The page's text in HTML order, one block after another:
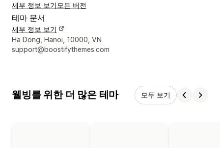
세부 정보 보기 모든 버전
테마 문서
세부 정보 보기
디자이너 연락처 세부 정보
Ha Dong, Hanoi, 10000, VN
support@boostifythemes.com
웰빙를 위한 더 많은 테마 모두 보기